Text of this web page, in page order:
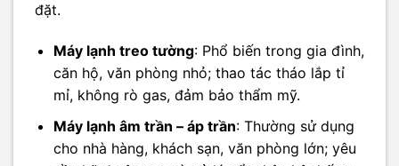
đặt.
Máy lạnh treo tường: Phổ biến trong gia đình,
căn hộ, văn phòng nhỏ; thao tác tháo lắp tỉ
mỉ, không rò gas, đảm bảo thẩm mỹ.
Máy lạnh âm trần – áp trần: Thường sử dụng
cho nhà hàng, khách sạn, văn phòng lớn; yêu